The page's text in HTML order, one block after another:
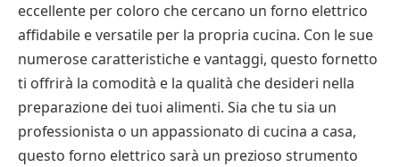
eccellente per coloro che cercano un forno elettrico
affidabile e versatile per la propria cucina. Con le sue
numerose caratteristiche e vantaggi, questo fornetto
ti offrirà la comodità e la qualità che desideri nella
preparazione dei tuoi alimenti. Sia che tu sia un
professionista o un appassionato di cucina a casa,
questo forno elettrico sarà un prezioso strumento